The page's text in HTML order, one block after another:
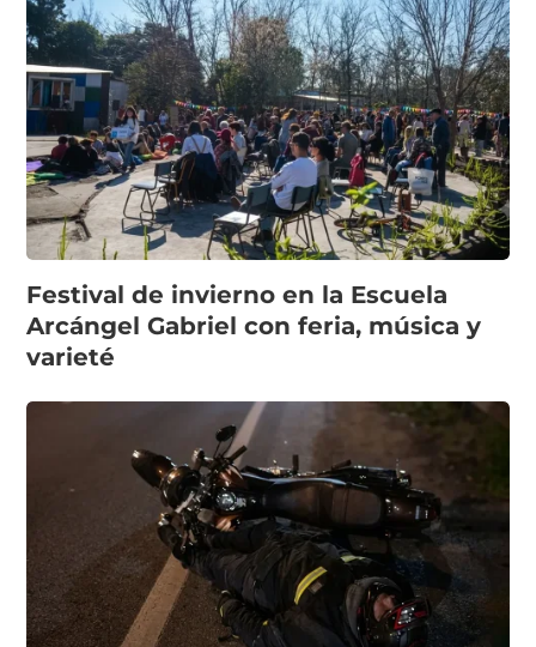
Festival de invierno en la Escuela
Arcángel Gabriel con feria, música y
varieté